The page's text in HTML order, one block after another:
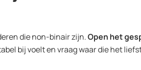
die non-binair zijn.Open het
bij voelt en vraag waar die het